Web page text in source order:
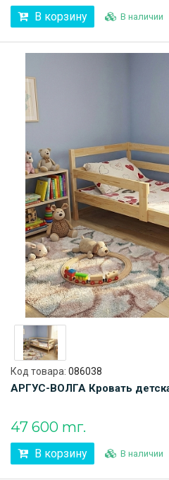
В корзину В наличии
Код товара: 086038
АРГУС-ВОЛГА Кровать
47 600 тг.
В корзину В наличии